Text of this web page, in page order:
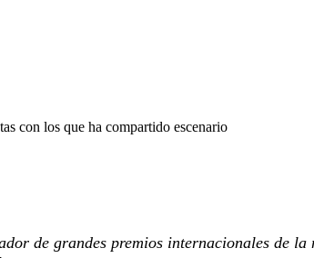
con los que ha compartido escenario
de grandes premios internacionales de la